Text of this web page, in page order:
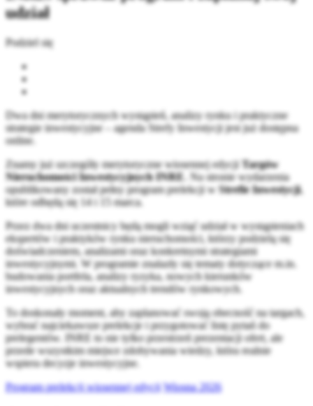
udział
Podziel się
Dwa dni merytorycznych wystąpień, analizy rynku i praktyczne
strategie inwestycyjne – agenda Strefy Inwestycji jest już dostępna
online.
Znamy już szczegóły merytoryczne wiosennej edycji Targów
Nieruchomości Inwestycyjnych INRE
. Na stronie wydarzenia
opublikowany został pełny program prelekcji w Strefie Inwestycji,
które odbędą się 14 i 15 marca.
Przez dwa dni uczestnicy będą mogli wziąć udział w wystąpieniach
ekspertów i praktyków rynku nieruchomości, którzy podzielą się
doświadczeniem, analizami oraz konkretnymi strategiami
inwestycyjnymi. W programie znalazły się tematy dotyczące m.in.
budowania portfela, analizy ryzyka, nowych kierunków
inwestycyjnych oraz aktualnych trendów rynkowych.
To doskonały moment, aby zaplanować swoją obecność na targach,
wybrać najciekawsze prelekcje i przygotować listę pytań do
prelegentów. INRE to nie tylko przestrzeń prezentacji ofert, ale
przede wszystkim miejsce zdobywania wiedzy, która realnie
wspiera decyzje inwestycyjne.
Program prelekcji wiosennej edycji Wiosna 2026